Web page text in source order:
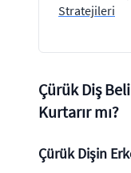
Stratejileri
Çürük Diş
Kurtarır mı?
Çürük Dişin